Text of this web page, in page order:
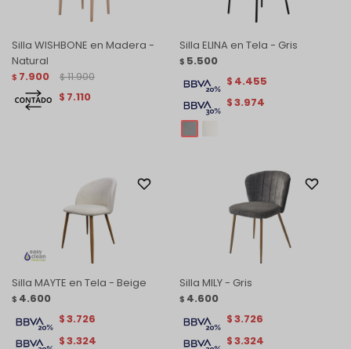
Silla WISHBONE en Madera -
Natural
$ 7.900 $ 11.900
$ 7.110
Silla ELINA en Tela - Gris
$ 5.500
$3.974
$ 4.455
Silla MAYTE en Tela - Beige
$ 4.600
$3.324
$3.726
Silla MILY - Gris
$ 4.600
$3.324
$3.726